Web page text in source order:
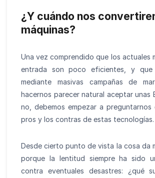
¿Y cuándo nos
máquinas?
Una vez comprendido que los actuales
entrada son poco eficientes, y que
mediante masivas campañas de
hacernos parecer natural aceptar unas
no, debemos empezar a preguntarnos
pros y los contras de estas tecnologías.
Desde cierto punto de vista la cosa da
porque la lentitud siempre ha sido
contra eventuales desastres: ¿qué